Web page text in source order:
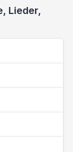
Lieder,